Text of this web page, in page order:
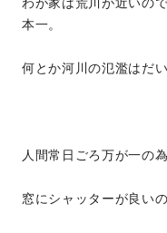
本一。
何とか河川の氾濫はだ
人間常日ごろ万が一の
窓にシャッターが良い